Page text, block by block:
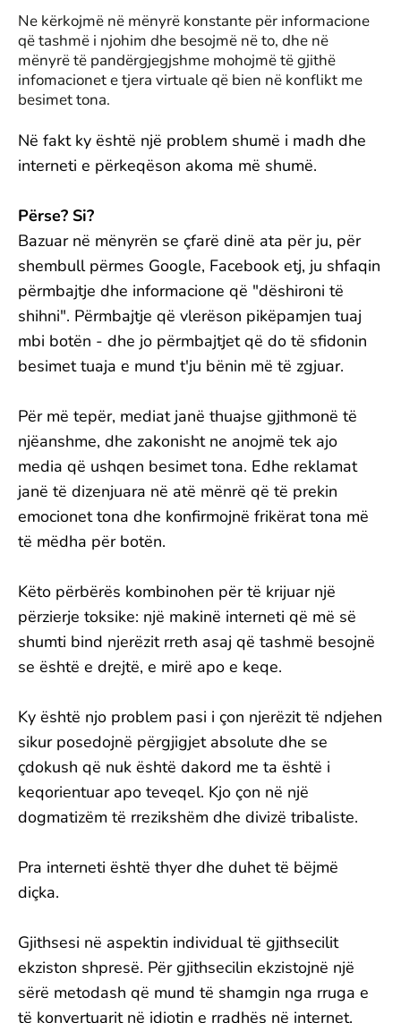
Ne kërkojmë në mënyrë konstante për informacione
që tashmë i njohim dhe besojmë në to, dhe në
mënyrë të pandërgjegjshme mohojmë të gjithë
infomacionet e tjera virtuale që bien në konflikt me
besimet tona.
Në fakt ky është një problem shumë i madh dhe
interneti e përkeqëson akoma më shumë.
Përse? Si?
Bazuar në mënyrën se çfarë dinë ata për ju, për
shembull përmes Google, Facebook etj, ju shfaqin
përmbajtje dhe informacione që "dëshironi të
shihni". Përmbajtje që vlerëson pikëpamjen tuaj
mbi botën - dhe jo përmbajtjet që do të sfidonin
besimet tuaja e mund t'ju bënin më të zgjuar.
Për më tepër, mediat janë thuajse gjithmonë të
njëanshme, dhe zakonisht ne anojmë tek ajo
media që ushqen besimet tona. Edhe reklamat
janë të dizenjuara në atë mënrë që të prekin
emocionet tona dhe konfirmojnë frikërat tona më
të mëdha për botën.
Këto përbërës kombinohen për të krijuar një
përzierje toksike: një makinë interneti që më së
shumti bind njerëzit rreth asaj që tashmë besojnë
se është e drejtë, e mirë apo e keqe.
Ky është njo problem pasi i çon njerëzit të ndjehen
sikur posedojnë përgjigjet absolute dhe se
çdokush që nuk është dakord me ta është i
keqorientuar apo teveqel. Kjo çon në një
dogmatizëm të rrezikshëm dhe divizë tribaliste.
Pra interneti është thyer dhe duhet të bëjmë
diçka.
Gjithsesi në aspektin individual të gjithsecilit
ekziston shpresë. Për gjithsecilin ekzistojnë një
sërë metodash që mund të shamgin nga rruga e
të konvertuarit në idiotin e rradhës në internet.